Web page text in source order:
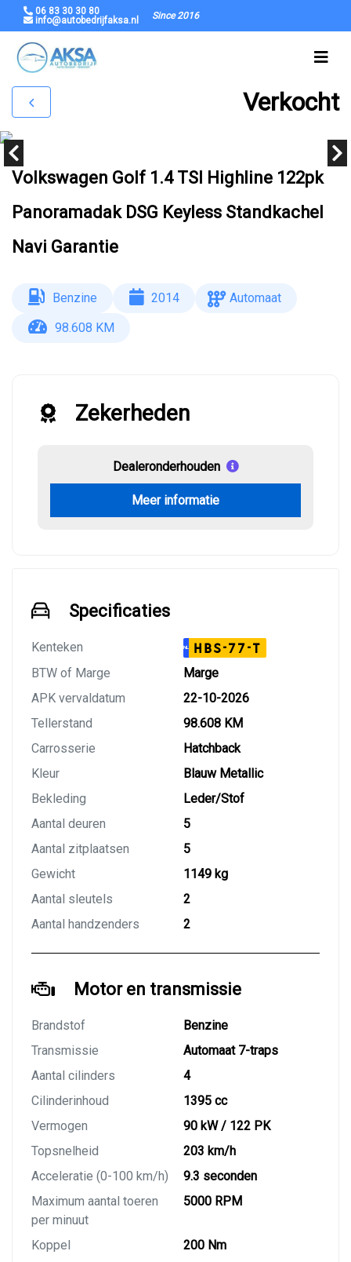
06 83 30 30 80
info@autobedrijfaksa.nl
Since 2016
Verkocht
Volkswagen Golf 1.4 TSI Highline 122pk
Panoramadak DSG Keyless Standkachel
Navi Garantie
Benzine 2014
Automaat
98.608 KM
Zekerheden
Dealeronderhouden
Meer informatie
Specificaties
Kenteken NL HBS-77-T
BTW of Marge
Marge
APK vervaldatum
22-10-2026
Tellerstand
98.608 KM
Carrosserie
Hatchback
Kleur
Blauw Metallic
Bekleding
Leder/Stof
Aantal deuren
5
Aantal zitplaatsen
5
Gewicht
1149 kg
Aantal sleutels
2
Aantal handzenders
2
Motor en transmissie
Brandstof
Benzine
Transmissie
Automaat 7-traps
Aantal cilinders
4
Cilinderinhoud
1395 cc
Vermogen
90 kW / 122 PK
Topsnelheid
203 km/h
Acceleratie (0-100 km/h)
9.3 seconden
Maximum aantal toeren
per minuut
5000 RPM
Koppel
200 Nm